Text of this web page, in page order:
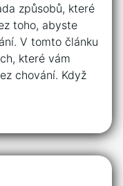
způsobů, které
toho, abyste
V tomto článku
které vám
chování. Když